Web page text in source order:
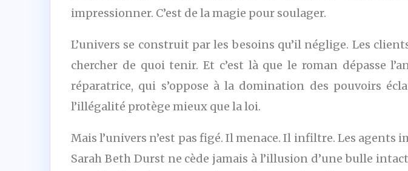
impressionner. C’est de la magie pour soulager.
L’univers se construit par les besoins qu’il néglige. Les
chercher de quoi tenir. Et c’est là que le roman dépasse
réparatrice, qui s’oppose à la domination des pouvoirs
l’illégalité protège mieux que la loi.
Mais l’univers n’est pas figé. Il menace. Il infiltre. Les
Sarah Beth Durst ne cède jamais à l’illusion d’une bulle